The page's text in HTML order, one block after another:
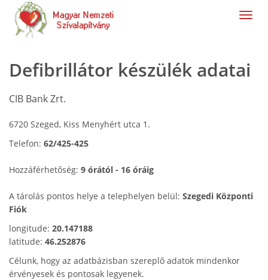
Defibrillátor készülék adatai
CIB Bank Zrt.
6720 Szeged, Kiss Menyhért utca 1.
Telefon: 62/425-425
Hozzáférhetőség: 9 órától - 16 óráig
A tárolás pontos helye a telephelyen belül: Szegedi Központi
Fiók
longitude: 20.147188
latitude: 46.252876
Célunk, hogy az adatbázisban szereplő adatok mindenkor
érvényesek és pontosak legyenek.